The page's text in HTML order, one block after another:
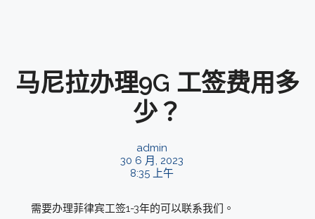
马尼拉办理9G 工签费用多
少？
admin
30 6 月, 2023
8:35 上午
需要办理菲律宾工签1-3年的可以联系我们。